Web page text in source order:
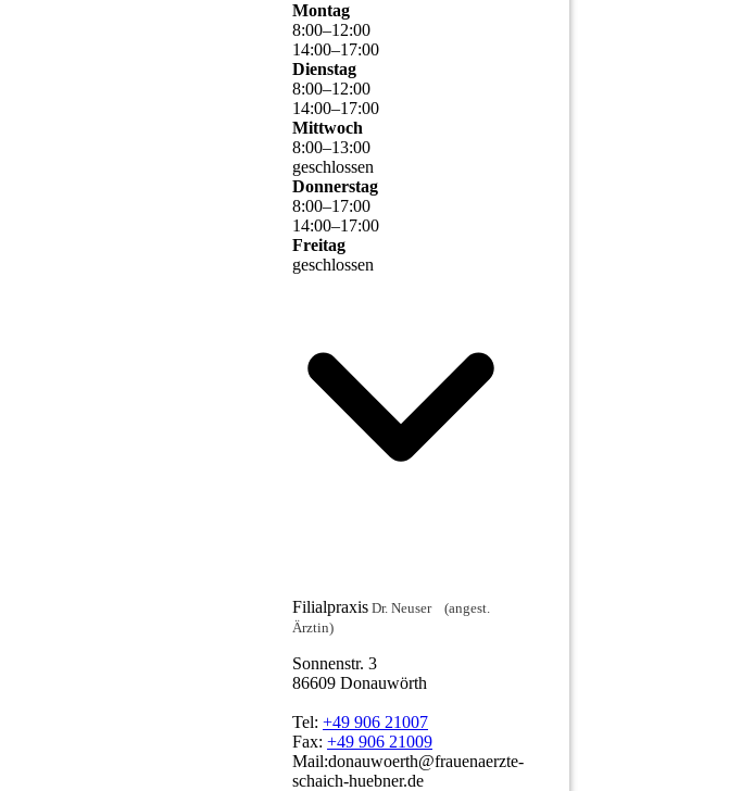
Montag
8:00–12:00
14:00–17:00
Dienstag
8:00–12:00
14:00–17:00
Mittwoch
8:00–13:00
geschlossen
Donnerstag
8:00–17:00
14:00–17:00
Freitag
geschlossen
Filialpraxis Dr. Neuser (angest.
Ärztin)
Sonnenstr. 3
86609 Donauwörth
Tel: +49 906 21007
Fax: +49 906 21009
Mail:donauwoerth@frauenaerzte-
schaich-huebner.de